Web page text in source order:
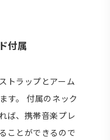
付属
トラップとアーム
す。 付属のネック
ば、携帯音楽プレ
ことができるので